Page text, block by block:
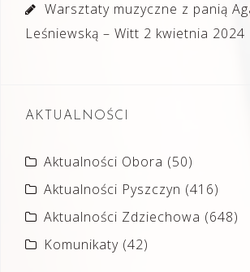
Warsztaty muzyczne z panią
Leśniewską – Witt 2 kwietnia 2024
AKTUALNOŚCI
Aktualności Obora (50)
Aktualności Pyszczyn (416)
Aktualności Zdziechowa (648)
Komunikaty (42)